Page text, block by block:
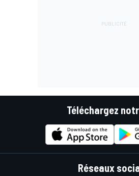
Téléchargez
Réseaux